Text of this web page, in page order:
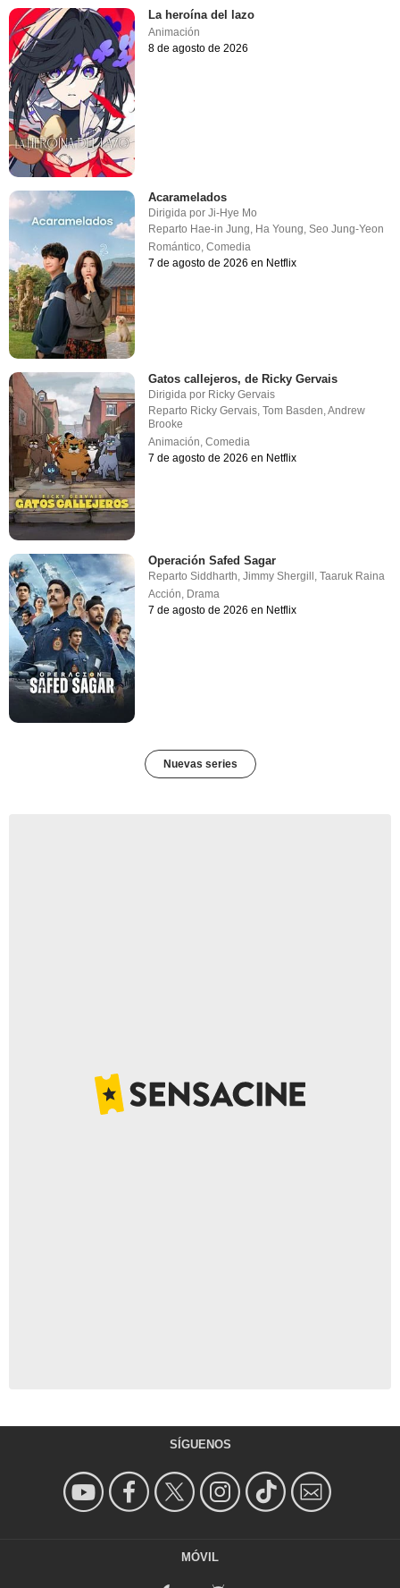
La heroína del lazo
Animación
8 de agosto de 2026
Acaramelados
Dirigida porJi-Hye Mo
Reparto Hae-in Jung Ha Young ,Seo Jung-Yeon
Romántico ,Comedia
7 de agosto de 2026 en Netflix
Gatos callejeros, de Ricky Gervais
Dirigida por Ricky Gervais
Reparto Ricky Gervais,Tom Basden,Andrew
Brooke
Animación,Comedia
7 de agosto de 2026 en Netflix
Operación Safed Sagar
RepartoSiddharth,Jimmy Shergill ,Taaruk Raina
Acción, Drama
7 de agosto de 2026 en Netflix
Nuevas series
SÍGUENOS
MÓVIL